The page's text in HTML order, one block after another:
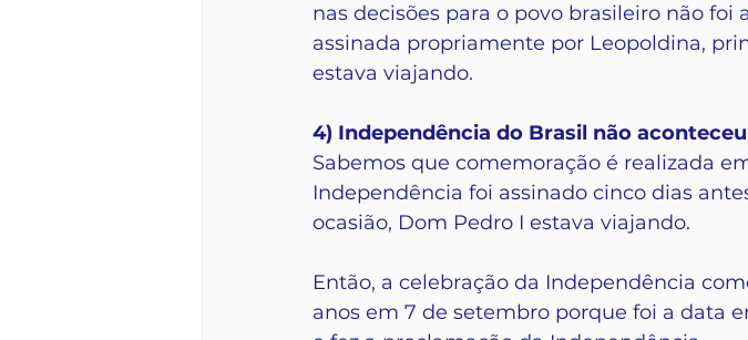
nas decisões para o povo brasileiro não foi
assinada propriamente por Leopoldina,
estava viajando.
4) Independência do Brasil não
Sabemos que comemoração é realizada
Independência foi assinado cinco dias
ocasião, Dom Pedro I estava viajando.
Então, a celebração da Independência
anos em 7 de setembro porque foi a data